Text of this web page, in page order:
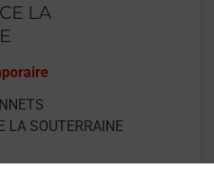
LA
LA SOUTERRAINE